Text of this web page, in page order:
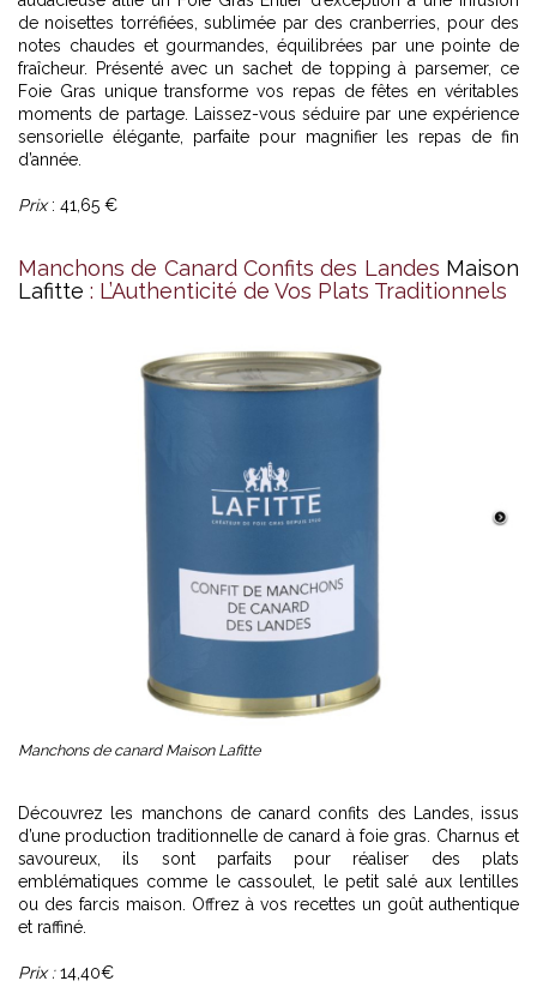
de noisettes torréfiées, sublimée par des cranberries, pour des
notes chaudes et gourmandes, équilibrées par une pointe de
fraîcheur. Présenté avec un sachet de topping à parsemer, ce
Foie Gras unique transforme vos repas de fêtes en véritables
moments de partage. Laissez-vous séduire par une expérience
sensorielle élégante, parfaite pour magnifier les repas de fin
d’année.
Prix: 41,65 €
Manchons de Canard Confits des Landes Maison
Lafitte : L’Authenticité de Vos Plats Traditionnels
Manchons de canard Maison Lafitte
Découvrez les manchons de canard confits des Landes, issus
d’une production traditionnelle de canard à foie gras. Charnus et
savoureux, ils sont parfaits pour réaliser des plats
emblématiques comme le cassoulet, le petit salé aux lentilles
ou des farcis maison. Offrez à vos recettes un goût authentique
et raffiné.
Prix :14,40€